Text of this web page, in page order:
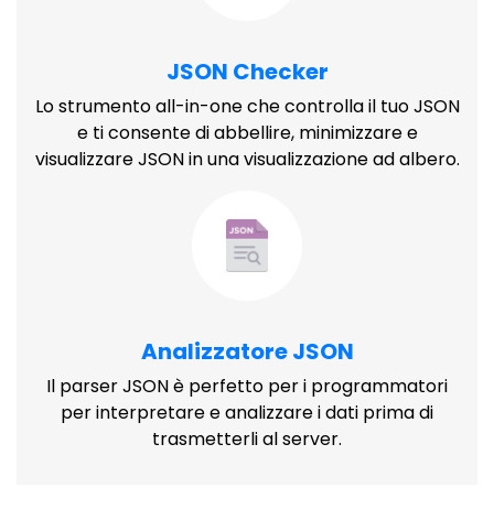
JSON Checker
Lo strumento all-in-one che controlla il tuo JSON
e ti consente di abbellire, minimizzare e
visualizzare JSON in una visualizzazione ad albero.
Analizzatore JSON
Il parser JSON è perfetto per i programmatori
per interpretare e analizzare i dati prima di
trasmetterli al server.